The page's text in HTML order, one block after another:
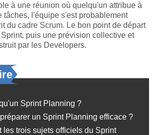
à une réunion où quelqu'un attribue à
tâches, l'équipe s'est probablement
du cadre Scrum. Le bon point de départ
puis une prévision collective et
par les Developers.
Sprint Planning ?
un Sprint Planning efficace ?
les trois sujets officiels du Sprint